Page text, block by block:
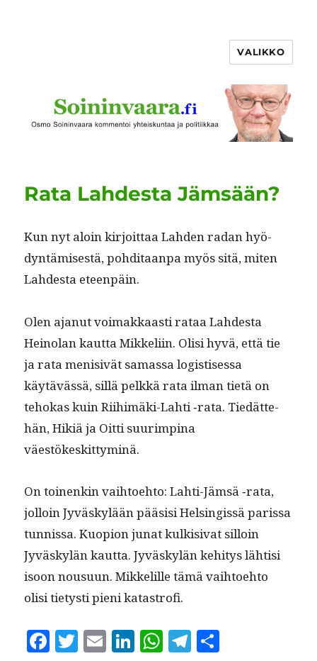
VALIKKO
Rata Lahdesta Jämsään?
Kun nyt aloin kir­joit­taa Lah­den radan hyö­
dyn­tämis­es­tä, pohdi­taan­pa myös sitä, miten
Lahdes­ta eteenpäin.
Olen ajanut voimakkaasti rataa Lahdes­ta
Heinolan kaut­ta Mikke­li­in. Olisi hyvä, että tie
ja rata meni­sivät samas­sa logis­tises­sa
käytävässä, sil­lä pelkkä rata ilman tietä on
tehokas kuin Riihimä­ki-Lahti ‑rata. Tiedät­te­
hän, Hik­iä ja Oit­ti suurimp­ina
väestökeskittyminä.
On toinenkin vai­h­toe­hto: Lahti-Jäm­sä ‑rata,
jol­loin Jyväskylään pää­sisi Helsingis­sä paris­sa
tun­nis­sa. Kuo­pi­on junat kulk­i­si­vat sil­loin
Jyväskylän kaut­ta. Jyväskylän kehi­tys lähtisi
isoon nousu­un. Mikke­lille tämä vai­h­toe­hto
olisi tietysti pieni katastrofi.
F
T
E
Li W T